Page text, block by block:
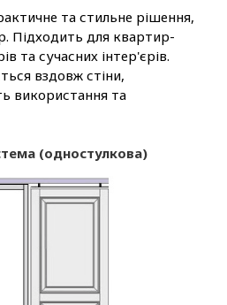
та стильне рішення,
Підходить для квартир-
та сучасних інтер'єрів.
вздовж стіни,
використання та
(одностулкова)